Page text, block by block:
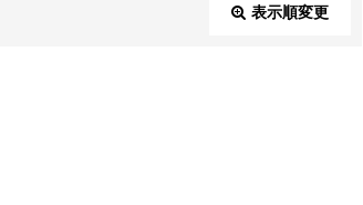
表示順変更